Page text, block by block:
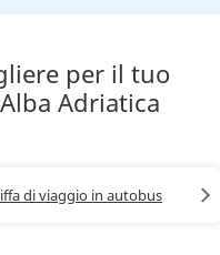
per il tuo
Adriatica
di viaggio in autobus